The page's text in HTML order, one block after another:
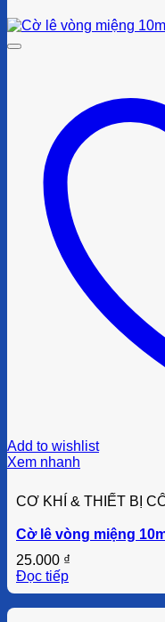
Add to wishlist
Xem nhanh
CƠ KHÍ & THIẾT BỊ
Cờ lê vòng miệng
25.000 ₫
Đọc tiếp